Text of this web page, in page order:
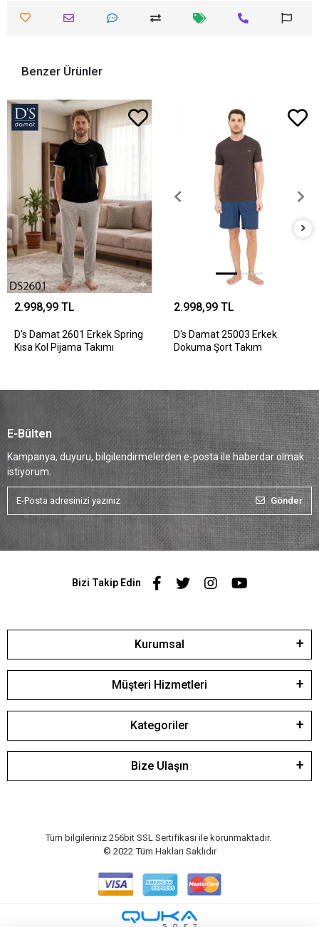
Benzer Ürünler
2.998,99 TL
D's Damat 2601 Erkek Spring
Kısa Kol Pijama Takımı
2.998,99 TL
D's Damat 25003 Erkek
Dokuma Şort Takım
E-Bülten
Kampanya, duyuru, bilgilendirmelerden e-posta ile haberdar olmak
istiyorum.
Gönder
Bizi Takip Edin
Kurumsal
Müşteri Hizmetleri
Kategoriler
Bize Ulaşın
Tüm bilgileriniz 256bit SSL Sertifikası ile korunmaktadır.
© 2022 Tüm Hakları Saklıdır